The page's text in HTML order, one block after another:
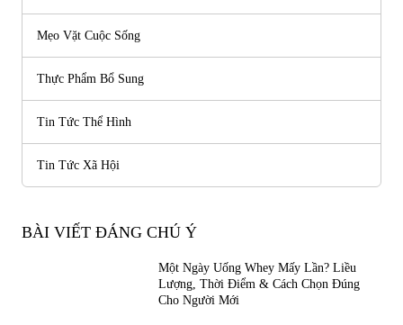
Mẹo Vặt Cuộc Sống
Thực Phẩm Bổ Sung
Tin Tức Thể Hình
Tin Tức Xã Hội
BÀI VIẾT ĐÁNG CHÚ Ý
Một Ngày Uống Whey Mấy Lần? Liều
Lượng, Thời Điểm & Cách Chọn Đúng
Cho Người Mới